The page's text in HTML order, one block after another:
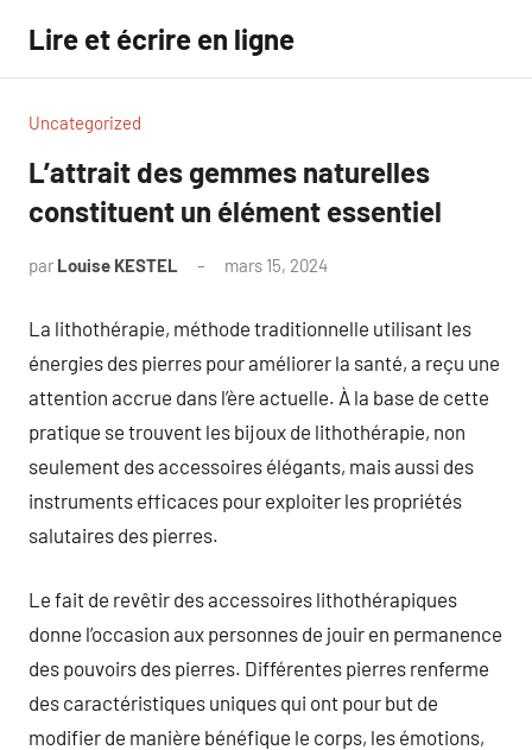
contenu
Lire et écrire en ligne
Uncategorized
L’attrait des gemmes naturelles
constituent un élément essentiel
par Louise KESTEL mars 15, 2024
La lithothérapie, méthode traditionnelle utilisant les
énergies des pierres pour améliorer la santé, a reçu une
attention accrue dans l’ère actuelle. À la base de cette
pratique se trouvent les bijoux de lithothérapie, non
seulement des accessoires élégants, mais aussi des
instruments efficaces pour exploiter les propriétés
salutaires des pierres.
Le fait de revêtir des accessoires lithothérapiques
donne l’occasion aux personnes de jouir en permanence
des pouvoirs des pierres. Différentes pierres renferme
des caractéristiques uniques qui ont pour but de
modifier de manière bénéfique le corps, les émotions,